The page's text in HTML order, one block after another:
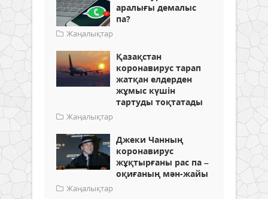
аралығы демалыс
па?
Жаңалықтар
Қазақстан
коронавирус тарап
жатқан елдерден
жұмыс күшін
тартуды тоқтатады
Жаңалықтар
Джеки Чанның
коронавирус
жұқтырғаны рас па –
оқиғаның мән-жайы
Жаңалықтар